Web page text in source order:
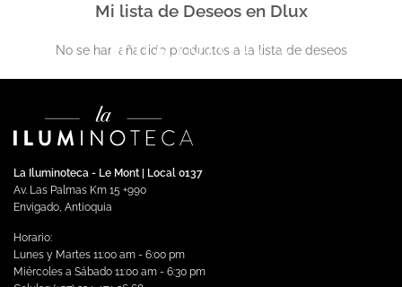
contenido
Mi lista de Deseos en Dlux
No se han añadido productos a la lista de deseos
La Iluminoteca - Le Mont | Local 0137
Av. Las Palmas Km 15 +990
Envigado, Antioquia
Horario:
Lunes y Martes 11:00 am - 6:00 pm
Miércoles a Sábado 11:00 am - 6:30 pm